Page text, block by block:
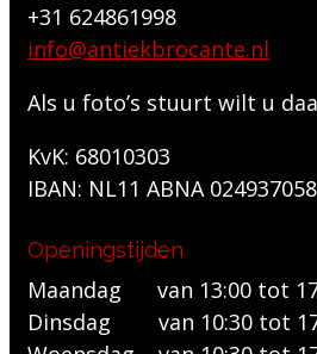
+31 624861998
info@antiekbrocante.nl
Als u foto’s stuurt wilt u
KvK: 68010303
IBAN: NL11 ABNA
Openingstijden
Maandag van 13:00 tot
Dinsdag van 10:30 tot